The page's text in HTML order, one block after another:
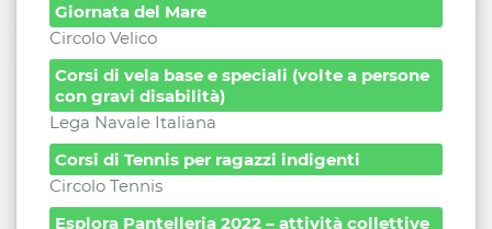
Giornata del Mare
Circolo Velico
Corsi di vela base e speciali (volte a persone
con gravi disabilità)
Lega Navale Italiana
Corsi di Tennis per ragazzi indigenti
Circolo Tennis
Esplora Pantelleria 2022 – attività collettive